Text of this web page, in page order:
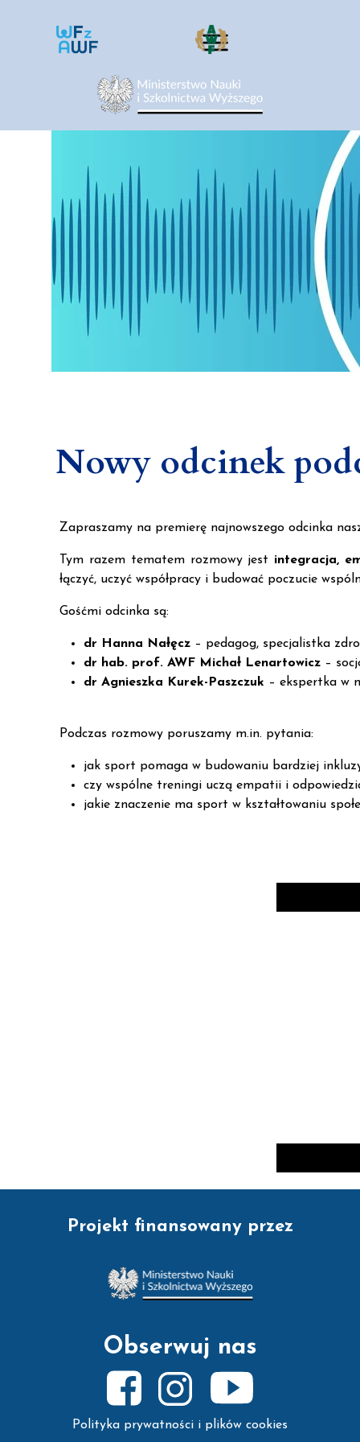
10 lipca 2025
Nowy odcinek
Zapraszamy na premierę najnowszego odcinka
Tym razem tematem rozmowy jest integracja,
łączyć, uczyć współpracy i budować poczucie
Gośćmi odcinka są:
dr Hanna Nałęcz – pedagog, specjalistka
dr hab. prof. AWF Michał Lenartowicz –
dr Agnieszka Kurek-Paszczuk – ekspertka w
Podczas rozmowy poruszamy m.in. pytania:
jak sport pomaga w budowaniu bardziej
czy wspólne treningi uczą empatii i
jakie znaczenie ma sport w kształtowaniu
Projekt finansowany przez
Obserwuj nas
Polityka prywatności i plików cookies